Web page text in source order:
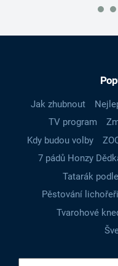
Jak zhubnout
TV program
Kdy budou volby
7 pádů Honzy
Tatarák
Pěstování
Tvarohové